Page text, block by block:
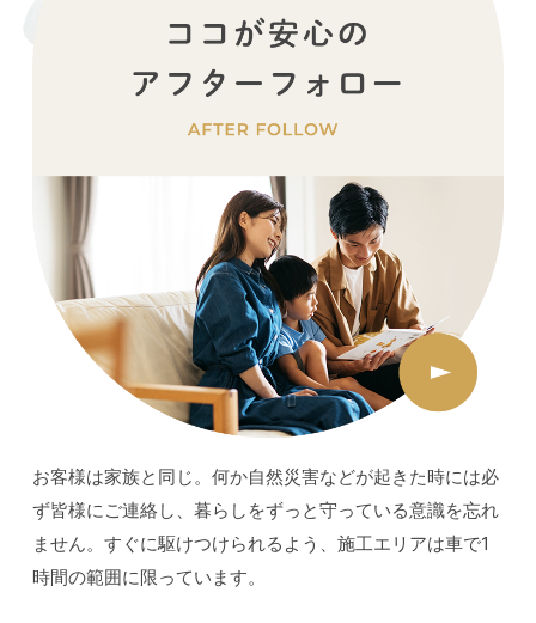
お客様は家族と同じ。何か自然災害などが起きた時には必
ず皆様にご連絡し、暮らしをずっと守っている意識を忘れ
ません。すぐに駆けつけられるよう、施工エリアは車で1
時間の範囲に限っています。